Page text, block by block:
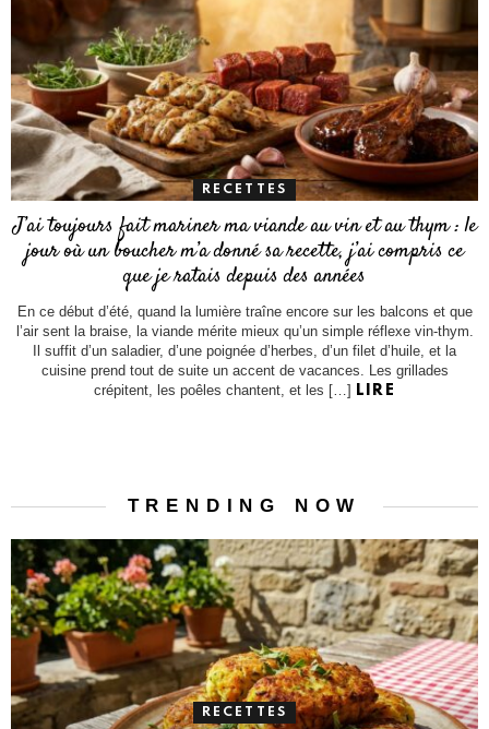
RECETTES
J’ai toujours fait mariner ma viande au vin et au thym : le
jour où un boucher m’a donné sa recette, j’ai compris ce
que je ratais depuis des années
En ce début d’été, quand la lumière traîne encore sur les balcons et que
l’air sent la braise, la viande mérite mieux qu’un simple réflexe vin-thym.
Il suffit d’un saladier, d’une poignée d’herbes, d’un filet d’huile, et la
cuisine prend tout de suite un accent de vacances. Les grillades
crépitent, les poêles chantent, et les […]
LIRE
TRENDING NOW
RECETTES